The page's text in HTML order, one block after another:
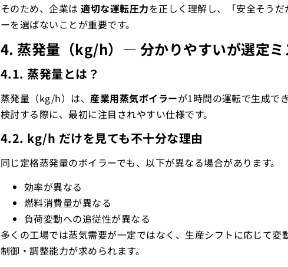
そのため、企業は適切な運転圧力を正しく理解し、「安全そう
ーを選ばないことが重要です。
4. 蒸発量（kg/h）― 分かりやすいが選定ミ
4.1. 蒸発量とは？
蒸発量（kg/h）は、産業用蒸気ボイラーが1時間の運転で生成で
検討する際に、最初に注目されやすい仕様です。
4.2. kg/h だけを見ても不十分な理由
同じ定格蒸発量のボイラーでも、以下が異なる場合があります。
効率が異なる
燃料消費量が異なる
負荷変動への追従性が異なる
多くの工場では蒸気需要が一定ではなく、生産シフトに応じて
制御・調整能力が求められます。